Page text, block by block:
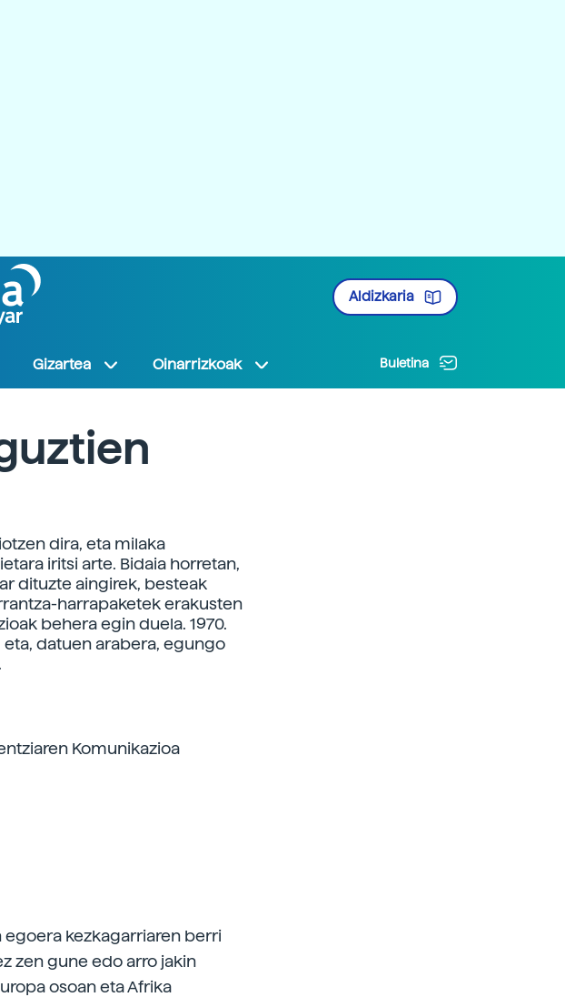
Aldizkaria
Gizartea Oinarrizkoak Buletina
dira, eta milaka
iritsi arte. Bidaia horretan,
dituzte aingirek, besteak
harrapaketek erakusten
behera egin duela. 1970.
datuen arabera, egungo
Komunikazioa
egoera kezkagarriaren berri
zen gune edo arro jakin
osoan eta Afrika